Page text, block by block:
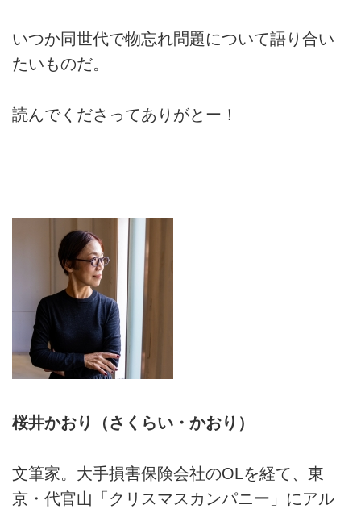
いつか同世代で物忘れ問題について語り合い
たいものだ。
読んでくださってありがとー！
桜井かおり（さくらい・かおり）
文筆家。大手損害保険会社のOLを経て、東
京・代官山「クリスマスカンパニー」にアル